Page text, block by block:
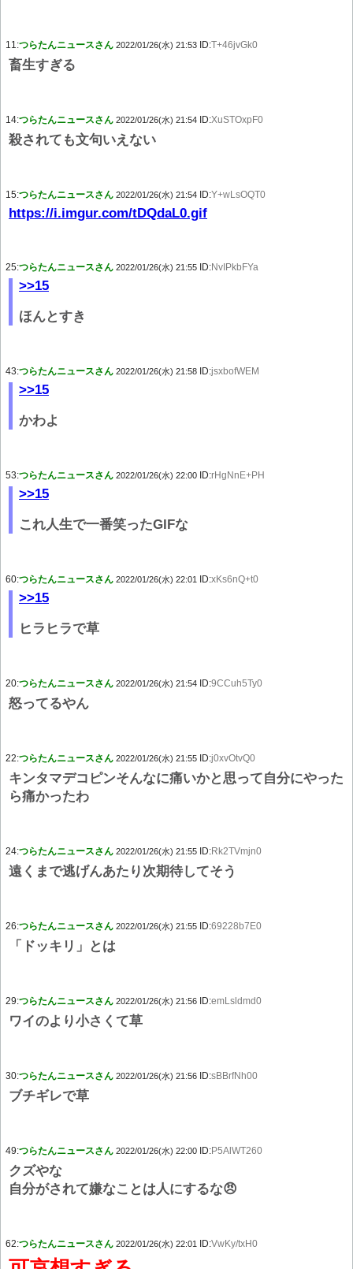
11:つらたんニュースさん 2022/01/26(水) 21:53 ID:T+46jvGk0
畜生すぎる
14:つらたんニュースさん 2022/01/26(水) 21:54 ID:XuSTOxpF0
殺されても文句いえない
15:つらたんニュースさん 2022/01/26(水) 21:54 ID:Y+wLsOQT0
https://i.imgur.com/tDQdaL0.gif
25:つらたんニュースさん 2022/01/26(水) 21:55 ID:NvIPkbFYa
>>15
ほんとすき
43:つらたんニュースさん 2022/01/26(水) 21:58 ID:jsxbofWEM
>>15
かわよ
53:つらたんニュースさん 2022/01/26(水) 22:00 ID:rHgNnE+PH
>>15
これ人生で一番笑ったGIFな
60:つらたんニュースさん 2022/01/26(水) 22:01 ID:xKs6nQ+t0
>>15
ヒラヒラで草
20:つらたんニュースさん 2022/01/26(水) 21:54 ID:9CCuh5Ty0
怒ってるやん
22:つらたんニュースさん 2022/01/26(水) 21:55 ID:j0xvOtvQ0
キンタマデコピンそんなに痛いかと思って自分にやった
ら痛かったわ
24:つらたんニュースさん 2022/01/26(水) 21:55 ID:Rk2TVmjn0
遠くまで逃げんあたり次期待してそう
26:つらたんニュースさん 2022/01/26(水) 21:55 ID:69228b7E0
「ドッキリ」とは
29:つらたんニュースさん 2022/01/26(水) 21:56 ID:emLsldmd0
ワイのより小さくて草
30:つらたんニュースさん 2022/01/26(水) 21:56 ID:sBBrfNh00
ブチギレで草
49:つらたんニュースさん 2022/01/26(水) 22:00 ID:P5AlWT260
クズやな
自分がされて嫌なことは人にするな😠
62:つらたんニュースさん 2022/01/26(水) 22:01 ID:VwKy/txH0